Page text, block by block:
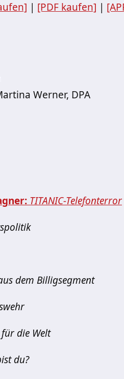
| [PDF kaufen] |
Werner, DPA
TITANIC-Telefonterror
dem Billigsegment
die Welt
du?